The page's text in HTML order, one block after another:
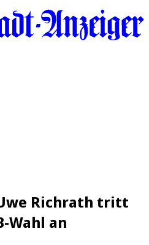
Richrath tritt
Wahl an